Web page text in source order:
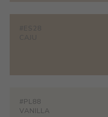
#PL88
VANILLA